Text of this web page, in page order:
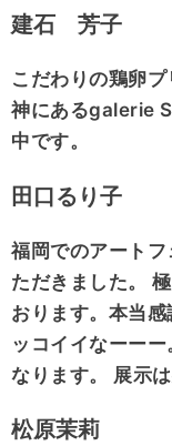
建石 芳子
こだわりの鶏卵
神にあるgalerie
中です。
田口るり子
福岡でのアート
ただきました。
おります。本当
ッコイイなーー
なります。 展示
松原茉莉